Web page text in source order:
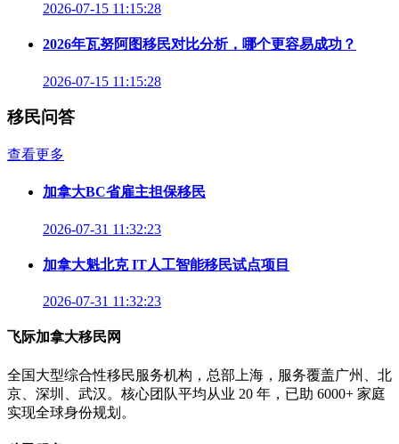
2026-07-15 11:15:28
2026年瓦努阿图移民对比分析，哪个更容易成功？
2026-07-15 11:15:28
移民问答
查看更多
加拿大BC省雇主担保移民
2026-07-31 11:32:23
加拿大魁北克 IT人工智能移民试点项目
2026-07-31 11:32:23
飞际加拿大移民网
全国大型综合性移民服务机构，总部上海，服务覆盖广州、北
京、深圳、武汉。核心团队平均从业 20 年，已助 6000+ 家庭
实现全球身份规划。